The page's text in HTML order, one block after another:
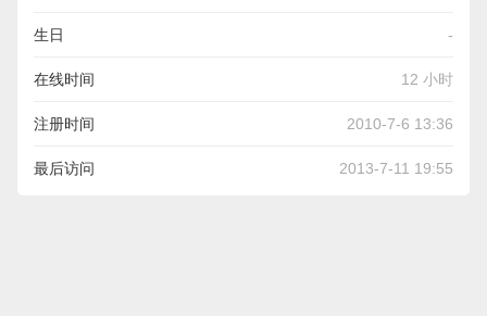
生日 -
在线时间 12 小时
注册时间 2010-7-6 13:36
最后访问 2013-7-11 19:55